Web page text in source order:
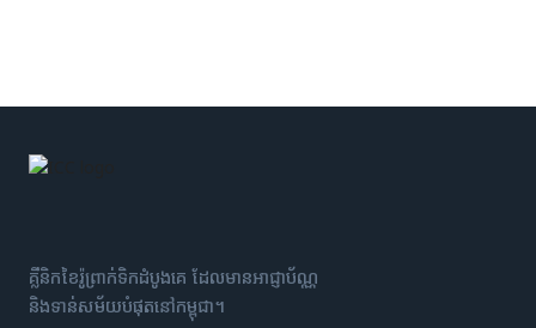
គ្លីនិកខៃរ៉ូព្រាក់ទិកដំបូងគេ ដែលមានអាជ្ញាប័ណ្ណ
និងទាន់សម័យបំផុតនៅកម្ពុជា។